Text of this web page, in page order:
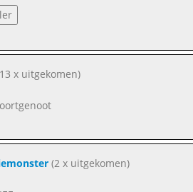
x uitgekomen)
(2 x uitgekomen)